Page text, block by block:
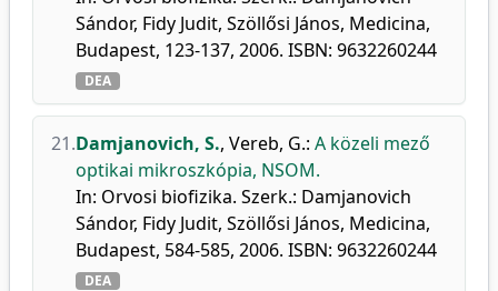
Sándor, Fidy Judit, Szöllősi János, Medicina,
Budapest, 123-137, 2006. ISBN: 9632260244
DEA
21.Damjanovich, S., Vereb, G.: A közeli mező
optikai mikroszkópia, NSOM.
In: Orvosi biofizika. Szerk.: Damjanovich
Sándor, Fidy Judit, Szöllősi János, Medicina,
Budapest, 584-585, 2006. ISBN: 9632260244
DEA